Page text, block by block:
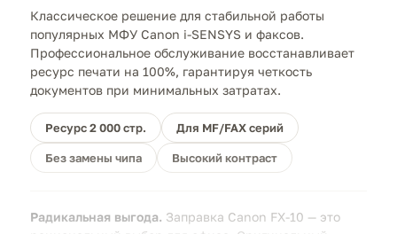
Классическое решение для стабильной работы
популярных МФУ Canon i-SENSYS и факсов.
Профессиональное обслуживание восстанавливает
ресурс печати на 100%, гарантируя четкость
документов при минимальных затратах.
Ресурс 2 000 стр. Для MF/FAX серий
Без замены чипа Высокий контраст
Радикальная выгода. Заправка Canon FX-10 — это